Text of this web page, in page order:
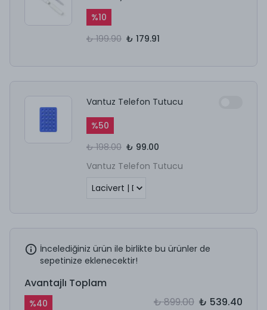
%10
₺ 199.90 ₺ 179.91
Vantuz Telefon Tutucu
%50
₺ 198.00 ₺ 99.00
Vantuz Telefon Tutucu
İncelediğiniz ürün ile birlikte bu ürünler de
sepetinize eklenecektir!
Avantajlı Toplam
%40 ₺ 899.00 ₺ 539.40